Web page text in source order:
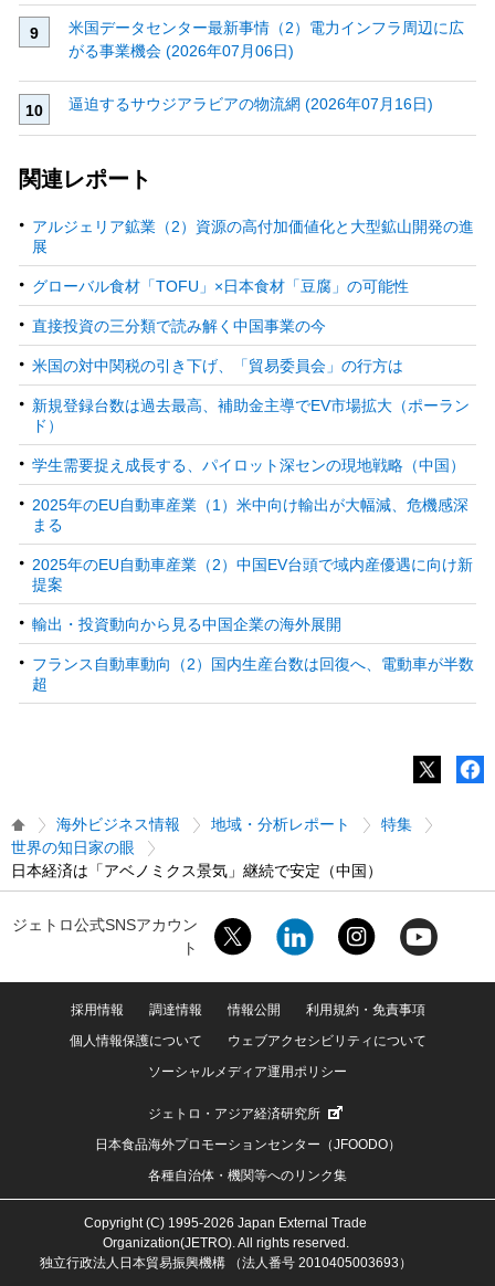
米国データセンター最新事情（2）電力インフラ周辺に広
がる事業機会 (2026年07月06日)
逼迫するサウジアラビアの物流網 (2026年07月16日)
関連レポート
アルジェリア鉱業（2）資源の高付加価値化と大型鉱山開発の進
展
グローバル食材「TOFU」×日本食材「豆腐」の可能性
直接投資の三分類で読み解く中国事業の今
米国の対中関税の引き下げ、「貿易委員会」の行方は
新規登録台数は過去最高、補助金主導でEV市場拡大（ポーラン
ド）
学生需要捉え成長する、パイロット深センの現地戦略（中国）
2025年のEU自動車産業（1）米中向け輸出が大幅減、危機感深
まる
2025年のEU自動車産業（2）中国EV台頭で域内産優遇に向け新
提案
輸出・投資動向から見る中国企業の海外展開
フランス自動車動向（2）国内生産台数は回復へ、電動車が半数
超
海外ビジネス情報 地域・分析レポート
特集
世界の知日家の眼
日本経済は「アベノミクス景気」継続で安定（中国）
ジェトロ公式SNSアカウン
ト
採用情報 調達情報 情報公開
利用規約・免責事項
個人情報保護について
ウェブアクセシビリティについて
ソーシャルメディア運用ポリシー
ジェトロ・アジア経済研究所
日本食品海外プロモーションセンター（JFOODO）
各種自治体・機関等へのリンク集
Copyright (C) 1995-2026 Japan External Trade
Organization(JETRO). All rights reserved.
独立行政法人日本貿易振興機構 （法人番号 2010405003693）